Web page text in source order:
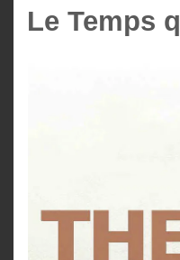
Le Temps